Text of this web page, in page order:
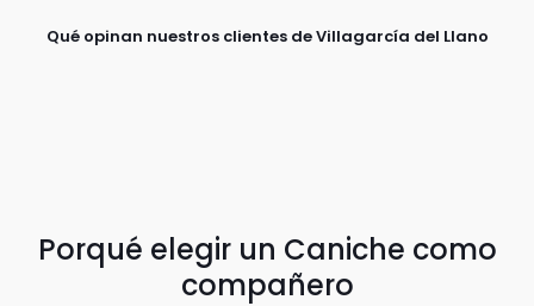
Qué opinan nuestros clientes de Villagarcía del Llano
Porqué elegir un Caniche como
compañero